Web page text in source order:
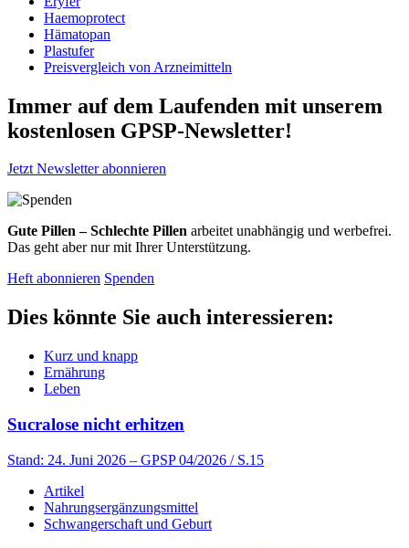
Haemoprotect
Hämatopan
Plastufer
Preisvergleich von Arzneimitteln
Immer auf dem Laufenden mit unserem
kostenlosen GPSP-Newsletter!
Jetzt Newsletter abonnieren
Gute Pillen – Schlechte Pillen arbeitet unabhängig und werbefrei.
Das geht aber nur mit Ihrer Unterstützung.
Heft abonnieren Spenden
Dies könnte Sie auch interessieren:
Kurz und knapp
Ernährung
Leben
Sucralose nicht erhitzen
Stand: 24. Juni 2026 – GPSP 04/2026 / S.15
Artikel
Nahrungsergänzungsmittel
Schwangerschaft und Geburt